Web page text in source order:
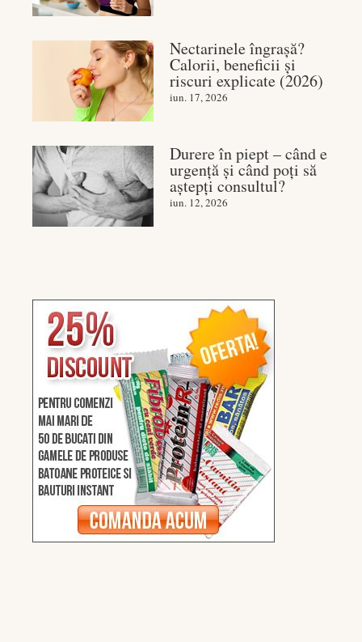
Nectarinele îngrașă?
Calorii, beneficii și
riscuri explicate (2026)
iun. 17, 2026
Durere în piept – când e
urgență și când poți să
aștepți consultul?
iun. 12, 2026